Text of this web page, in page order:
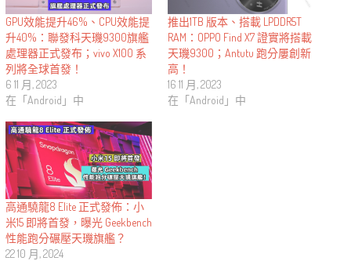
GPU效能提升46%、CPU效能提
升40%：聯發科天璣9300旗艦
處理器正式發布；vivo X100 系
列將全球首發！
6 11 月, 2023
在「Android」中
推出1TB 版本、搭載 LPDDR5T
RAM：OPPO Find X7 證實將搭載
天璣9300；Antutu 跑分屢創新
高！
16 11 月, 2023
在「Android」中
高通驍龍8 Elite 正式發佈：小
米15 即將首發，曝光 Geekbench
性能跑分碾壓天璣旗艦？
22 10 月, 2024